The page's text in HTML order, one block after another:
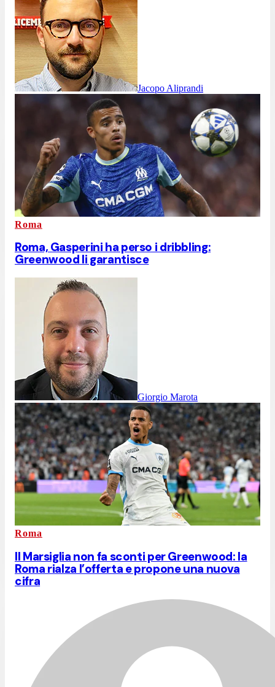
Jacopo Aliprandi
Roma
Roma, Gasperini ha perso i dribbling:
Greenwood li garantisce
Giorgio Marota
Roma
Il Marsiglia non fa sconti per Greenwood: la
Roma rialza l’offerta e propone una nuova
cifra